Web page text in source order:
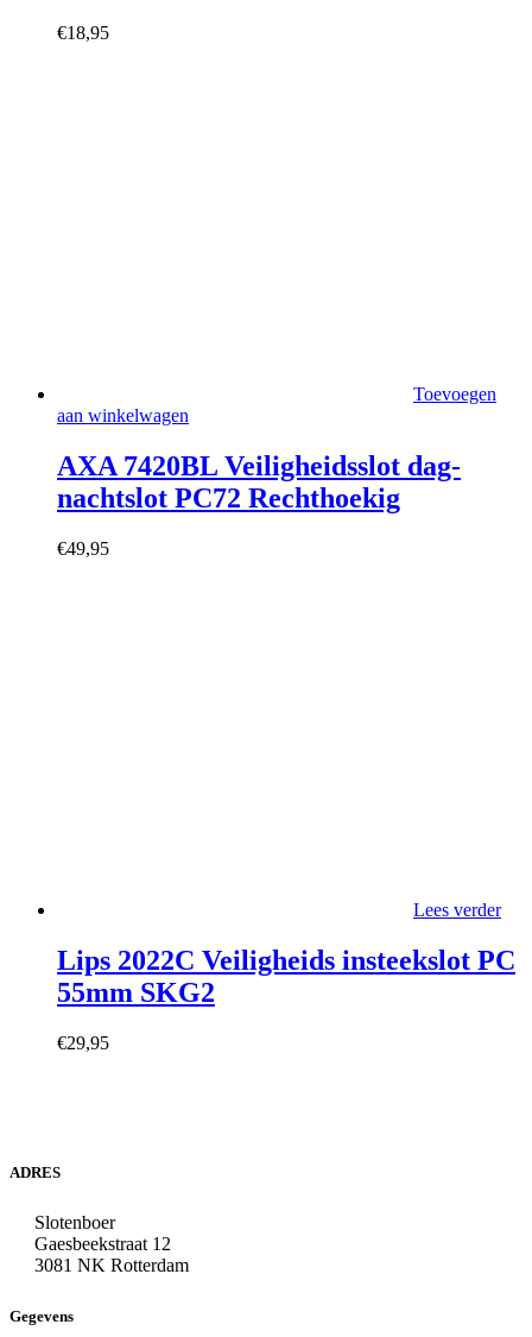
€18,95
Toevoegen
aan winkelwagen
AXA 7420BL Veiligheidsslot dag-
nachtslot PC72 Rechthoekig
€49,95
Lees verder
Lips 2022C Veiligheids insteekslot PC
55mm SKG2
€29,95
ADRES
Slotenboer
Gaesbeekstraat 12
3081 NK Rotterdam
Gegevens